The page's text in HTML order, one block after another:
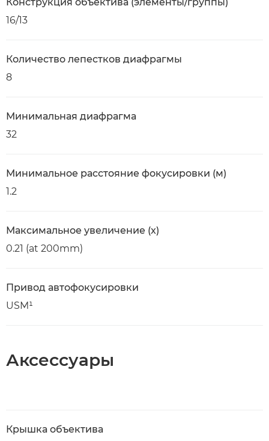
16/13
Количество лепестков диафрагмы
8
Минимальная диафрагма
32
Минимальное расстояние фокусировки (м)
1.2
Максимальное увеличение (x)
0.21 (at 200mm)
Привод автофокусировки
USM¹
Аксессуары
Крышка объектива